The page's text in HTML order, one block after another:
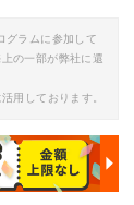
グラムに参加して
の一部が弊社に還
用しております。